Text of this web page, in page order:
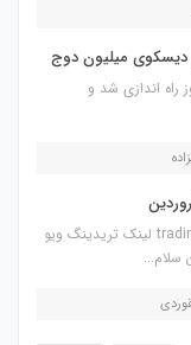
دیسکوی میلیون دوج
راه اندازی شد و
tradingview.com/u/halakoei لینک تریدینگ ویو